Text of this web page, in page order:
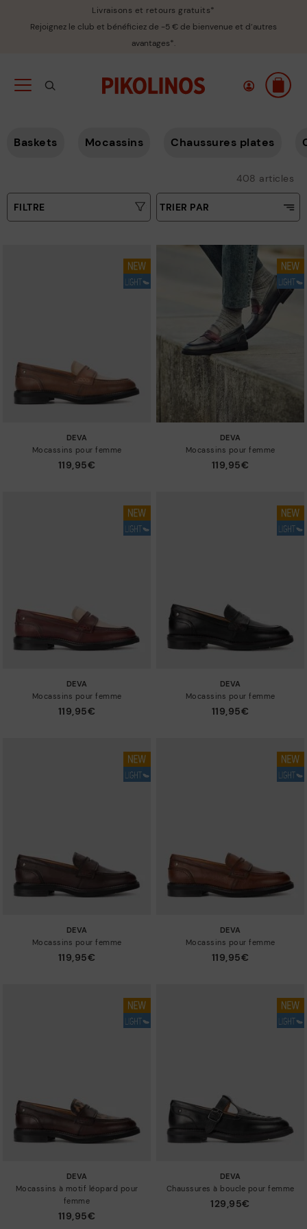
Livraisons et retours gratuits*
Rejoignez le club et bénéficiez de -5 € de bienvenue et d’autres
avantages*.
Baskets Mocassins Chaussures plates
408 articles
FILTRE TRIER PAR
DEVA
Mocassins pour femme
119,95€
DEVA
Mocassins pour femme
119,95€
DEVA
Mocassins pour femme
119,95€
DEVA
Mocassins pour femme
119,95€
DEVA
Mocassins pour femme
119,95€
DEVA
Mocassins pour femme
119,95€
DEVA
Mocassins à motif léopard pour
femme
119,95€
DEVA
Chaussures à boucle pour femme
129,95€